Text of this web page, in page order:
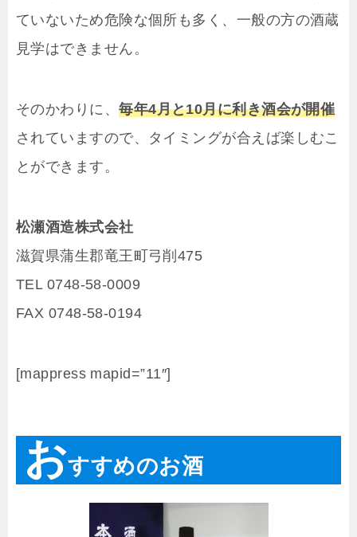
ていないため危険な個所も多く、一般の方の酒蔵
見学はできません。
そのかわりに、毎年4月と10月に利き酒会が開催
されていますので、タイミングが合えば楽しむこ
とができます。
松瀬酒造株式会社
滋賀県蒲生郡竜王町弓削475
TEL 0748-58-0009
FAX 0748-58-0194
[mappress mapid=”11″]
おすすめのお酒